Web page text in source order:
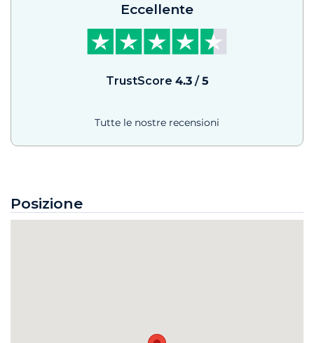
Eccellente
TrustScore 4.3/ 5
Tutte le nostre recensioni
Posizione